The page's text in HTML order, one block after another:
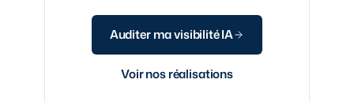
Auditer ma visibilité IA
Voir nos réalisations